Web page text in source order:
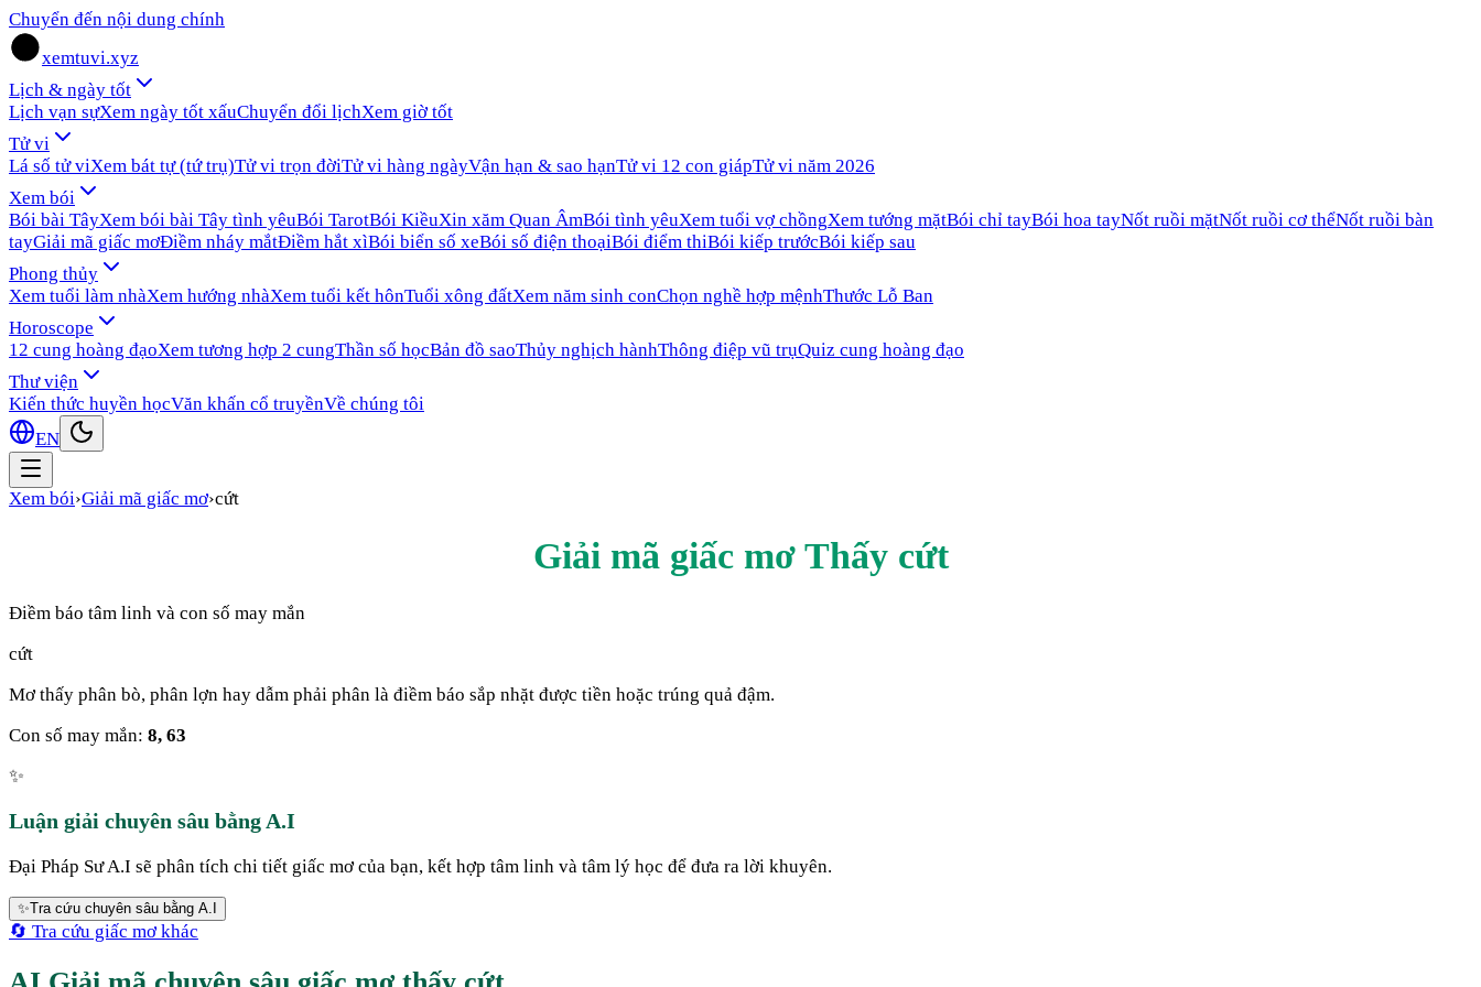
Chuyển đến nội dung chính
xemtuvi.xyz
Lịch & ngày tốt
Lịch vạn sựXem ngày tốt xấuChuyển đổi lịchXem giờ tốt
Tử vi
Lá số tử viXem bát tự (tứ trụ)Tử vi trọn đờiTử vi hàng ngàyVận hạn & sao hạnTử vi 12 con giápTử vi năm 2026
Xem bói
Bói bài TâyXem bói bài Tây tình yêuBói TarotBói KiềuXin xăm Quan ÂmBói tình yêuXem tuổi vợ chồngXem tướng mặtBói chỉ tayBói hoa tayNốt ruồi mặtNốt ruồi cơ thểNốt ruồi bàn
tayGiải mã giấc mơĐiềm nháy mắtĐiềm hắt xìBói biển số xeBói số điện thoạiBói điểm thiBói kiếp trướcBói kiếp sau
Phong thủy
Xem tuổi làm nhàXem hướng nhàXem tuổi kết hônTuổi xông đấtXem năm sinh conChọn nghề hợp mệnhThước Lỗ Ban
Horoscope
12 cung hoàng đạoXem tương hợp 2 cungThần số họcBản đồ saoThủy nghịch hànhThông điệp vũ trụQuiz cung hoàng đạo
Thư viện
Kiến thức huyền họcVăn khấn cổ truyềnVề chúng tôi
EN
Xem bói›Giải mã giấc mơ›cứt
Giải mã giấc mơ Thấy cứt
Điềm báo tâm linh và con số may mắn
cứt
Mơ thấy phân bò, phân lợn hay dẫm phải phân là điềm báo sắp nhặt được tiền hoặc trúng quả đậm.
Con số may mắn: 8, 63
✨
Luận giải chuyên sâu bằng A.I
Đại Pháp Sư A.I sẽ phân tích chi tiết giấc mơ của bạn, kết hợp tâm linh và tâm lý học để đưa ra lời khuyên.
✨Tra cứu chuyên sâu bằng A.I
🔄 Tra cứu giấc mơ khác